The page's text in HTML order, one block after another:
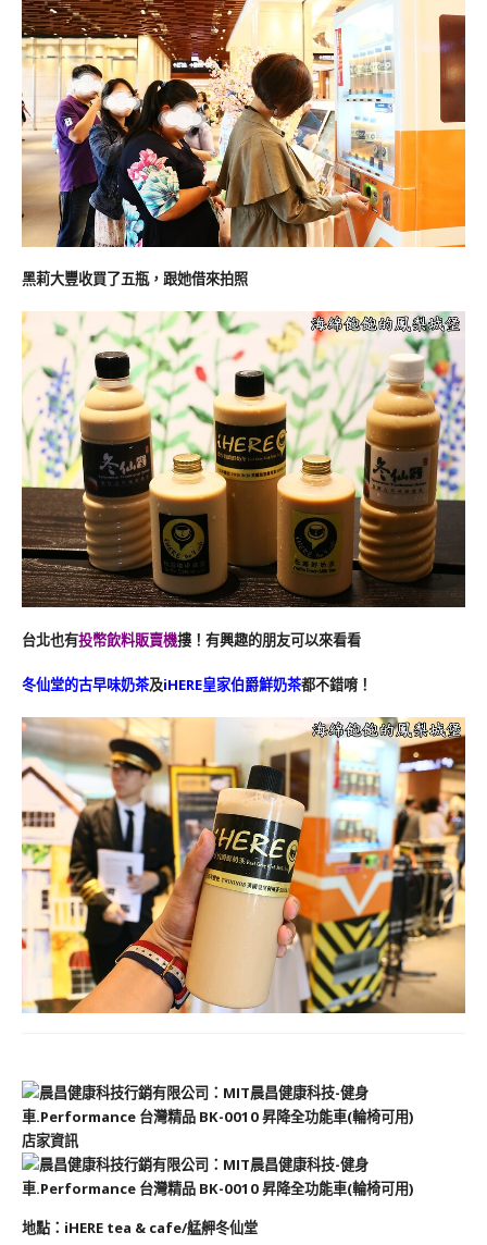
黑莉大豐收買了五瓶，跟她借來拍照
台北也有投幣飲料販賣機摟！有興趣的朋友可以來看看
冬仙堂的古早味奶茶及iHERE皇家伯爵鮮奶茶都不錯唷！
店家資訊
地點：iHERE tea & cafe/艋舺冬仙堂